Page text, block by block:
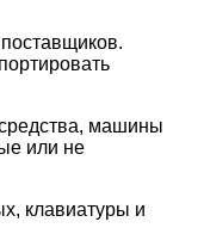
машины
или не
клавиатуры и